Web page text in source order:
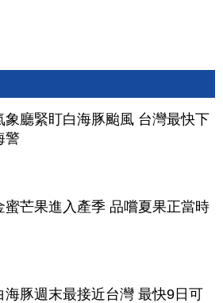
象廳緊盯白海豚颱風 台灣最快下
警
蜜芒果進入產季 品嚐夏果正當時
海豚週末最接近台灣 最快9日可